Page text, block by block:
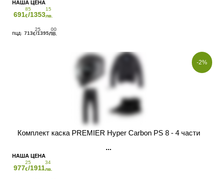
691
85
€/1353
15
лв.
713
25
€/1395
00
ЛВ.
-2%
Комплект каска PREMIER Hyper Carbon PS 8 - 4 части
977
25
€/1911
34
лв.